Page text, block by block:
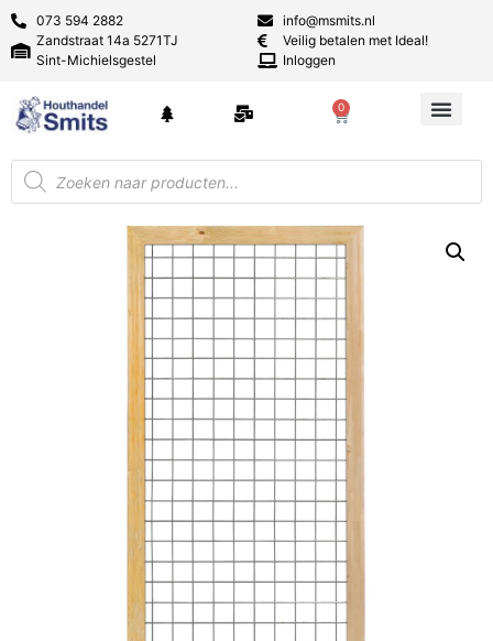
073 594 2882
Zandstraat 14a 5271TJ
Sint-Michielsgestel
info@msmits.nl
Veilig betalen met Ideal!
Inloggen
0